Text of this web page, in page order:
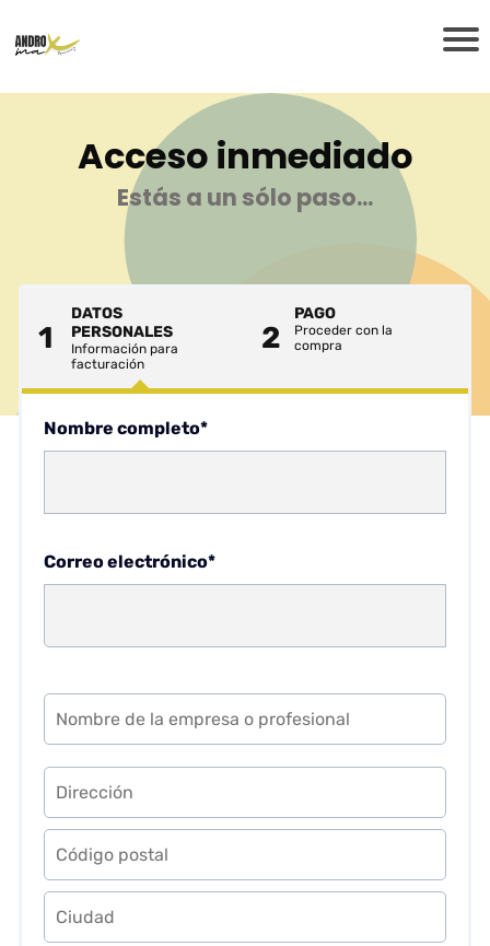
Acceso inmediado
Estás a un sólo paso...
1
DATOS
PERSONALES
Información para
facturación
2
PAGO
Proceder con la
compra
Nombre completo*
Correo electrónico*